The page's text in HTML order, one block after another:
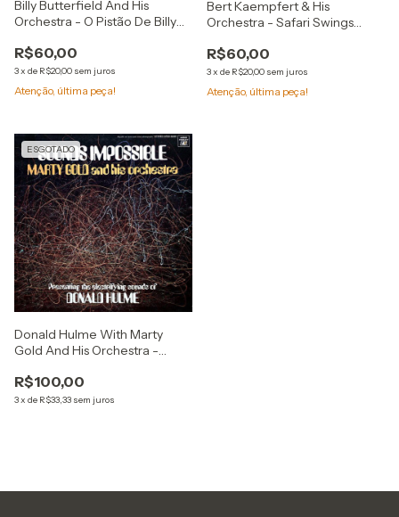
Billy Butterfield And His
Orchestra - O Pistão De Billy
R$60,00
3x de R$20,00 sem juros
Atenção, última peça!
Bert Kaempfert & His
Orchestra - Safari Swings
R$60,00
3x de R$20,00 sem juros
Atenção, última peça!
ESGOTADO
Donald Hulme With Marty
Gold And His Orchestra -
R$100,00
3x de R$33,33 sem juros